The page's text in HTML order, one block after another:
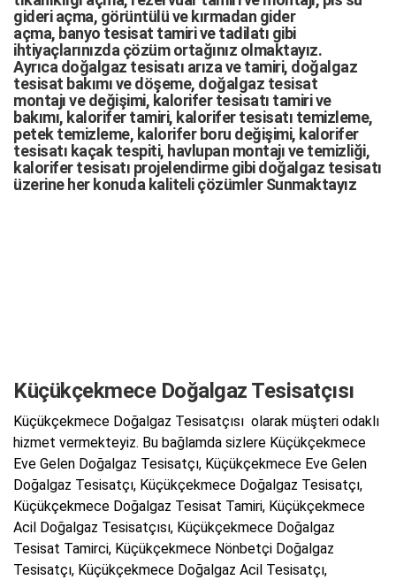
gideri açma, görüntülü ve kırmadan gider
açma, banyo tesisat tamirivetadilatı gibi
ihtiyaçlarınızda çözüm ortağınız olmaktayız.
Ayrıca doğalgaz tesisatı arızave tamiri, doğalgaz
tesisat bakımıve döşeme, doğalgaz tesisat
montajıve değişimi, kalorifer tesisatı tamiri ve
bakımı, kalorifer tamiri, kalorifer tesisatı temizleme,
petek temizleme, kalorifer boru değişimi, kalorifer
tesisatı kaçak tespiti, havlupan montajı ve temizliği,
kalorifer tesisatı projelendirme gibi d oğalgaz tesisatı
üzerine her konuda kaliteli çözümler Sunmaktayız
Küçükçekmece Doğalgaz Tesisatçısı
Küçükçekmece Doğalgaz Tesisatçısı olarak müşteri odaklı
hizmet vermekteyiz. Bu bağlamda sizlere Küçükçekmece
Eve Gelen Doğalgaz Tesisatçı, Küçükçekmece Eve Gelen
Doğalgaz Tesisatçı, Küçükçekmece Doğalgaz Tesisatçı,
Küçükçekmece Doğalgaz Tesisat Tamiri, Küçükçekmece
Acil Doğalgaz Tesisatçısı, Küçükçekmece Doğalgaz
Tesisat Tamirci, Küçükçekmece Nönbetçi Doğalgaz
Tesisatçı, Küçükçekmece Doğalgaz Acil Tesisatçı,